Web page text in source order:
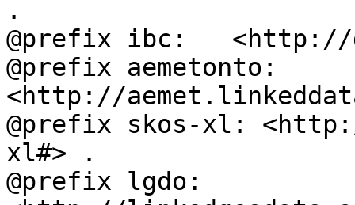
.
@prefix ibc:
@prefix aemetonto:
<http://
@prefix skos-xl:
xl#> .
@prefix lgdo: